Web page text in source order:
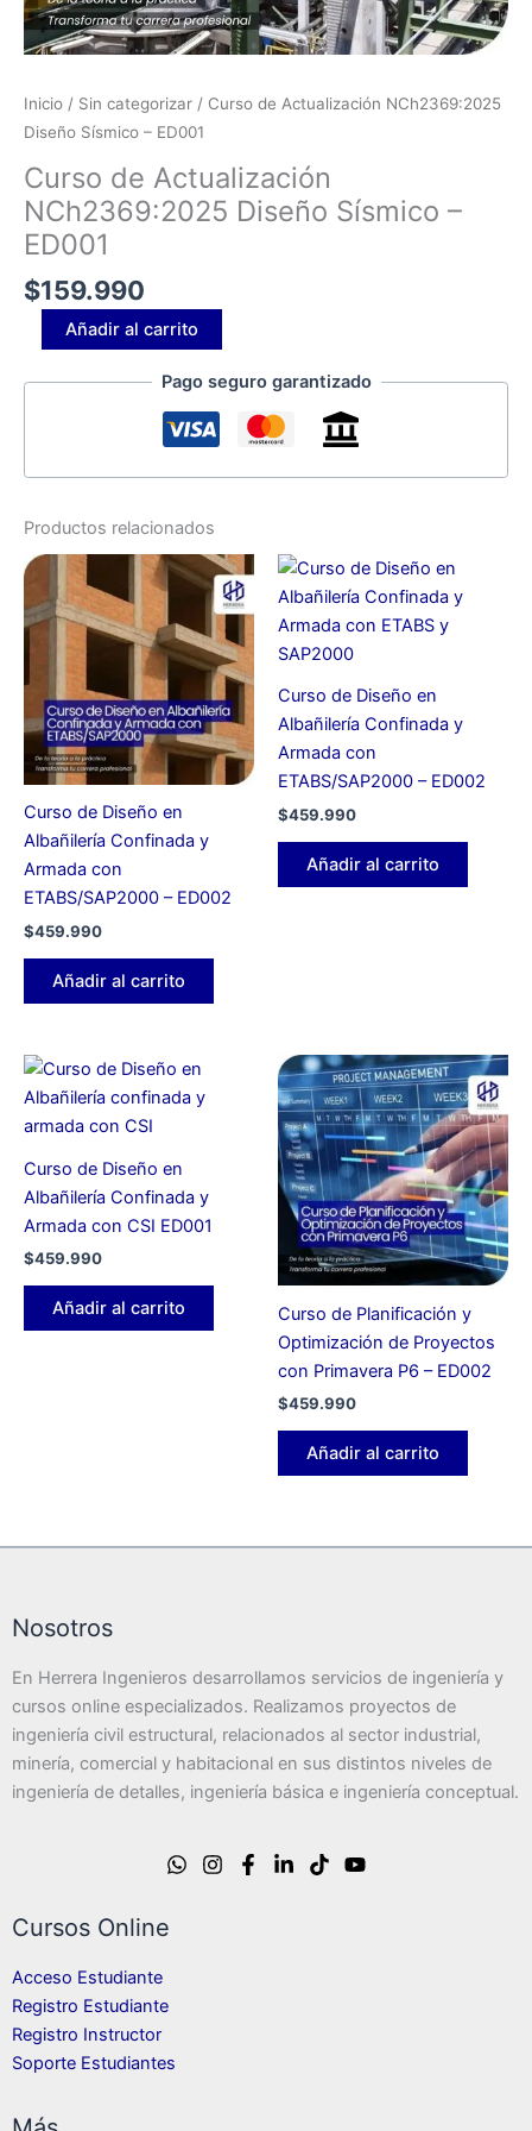
Inicio / Sin categorizar / Curso de Actualización NCh2369:2025
Diseño Sísmico – ED001
Curso de Actualización
NCh2369:2025 Diseño Sísmico –
ED001
$159.990
Añadir al carrito
Pago seguro garantizado
Productos relacionados
Curso de Diseño en
Albañilería Confinada y
Armada con
ETABS/SAP2000 – ED002
$459.990
Añadir al carrito
Curso de Diseño en
Albañilería Confinada y
Armada con
ETABS/SAP2000 – ED002
$459.990
Añadir al carrito
Curso de Diseño en
Albañilería Confinada y
Armada con CSI ED001
$459.990
Añadir al carrito
Curso de Planificación y
Optimización de Proyectos
con Primavera P6 – ED002
$459.990
Añadir al carrito
Nosotros
En Herrera Ingenieros desarrollamos servicios de ingeniería y
cursos online especializados. Realizamos proyectos de
ingeniería civil estructural, relacionados al sector industrial,
minería, comercial y habitacional en sus distintos niveles de
ingeniería de detalles, ingeniería básica e ingeniería conceptual.
Cursos Online
Acceso Estudiante
Registro Estudiante
Registro Instructor
Soporte Estudiantes